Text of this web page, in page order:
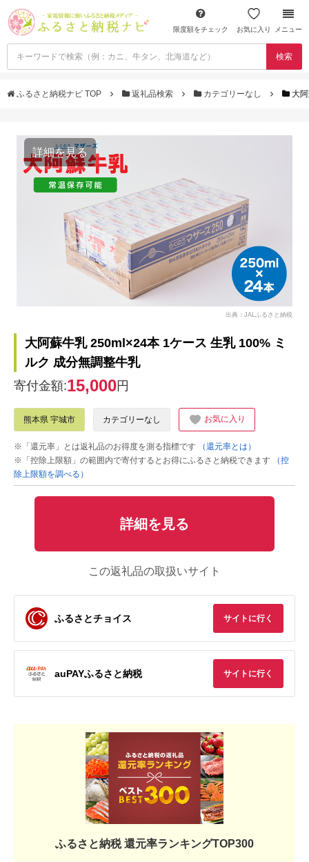
限度額をチェック お気に入り メニュー
検索
ふるさと納税ナビ TOP 返礼品検索 カテゴリーなし 大
詳細を見る
出典：JALふるさと納税
大阿蘇牛乳 250ml×24本 1ケース 生乳 100% ミ
ルク 成分無調整牛乳
寄付金額:15,000円
熊本県 宇城市 カテゴリーなし お気に入り
※「還元率」とは返礼品のお得度を測る指標です
（還元率とは）
※「控除上限額」の範囲内で寄付するとお得にふるさと納税できます
（控
除上限額を調べる）
詳細を見る
この返礼品の取扱いサイト
ふるさとチョイス サイトに行く
auPAYふるさと納税 サイトに行く
ふるさと納税 還元率ランキングTOP300